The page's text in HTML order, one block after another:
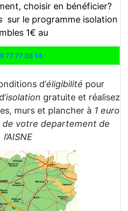
choisir en bénéficier?
sur le programme isolation
1€ au
77 77 36 14
d’éligibilité pour
isolation gratuite et réalisez
murs et plancher à 1 euro
de votre departement de
l’AISNE